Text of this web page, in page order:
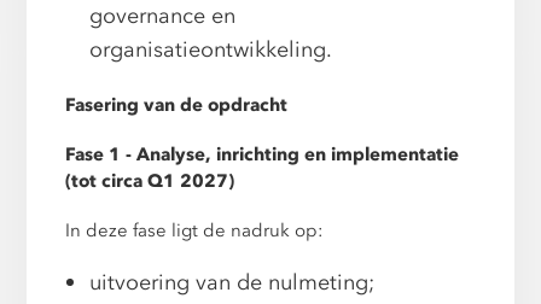
governance en
organisatieontwikkeling.
Fasering van de opdracht
Fase 1 - Analyse, inrichting en implementatie
(tot circa Q1 2027)
In deze fase ligt de nadruk op:
uitvoering van de nulmeting;